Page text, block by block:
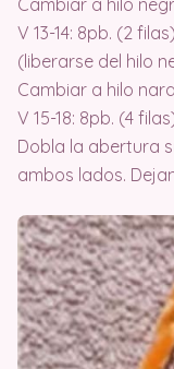
Cambiar a hilo
V 13-14: 8pb. (2 filas)
(liberarse del hilo
Cambiar a hilo
V 15-18: 8pb. (4
Dobla la abertura
ambos lados.